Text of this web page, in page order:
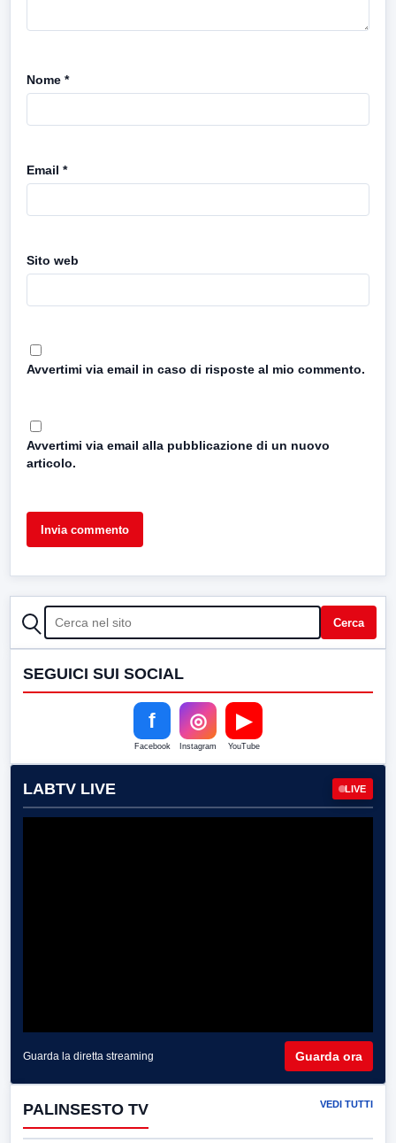
Nome *
Email *
Sito web
Avvertimi via email in caso di risposte al mio commento.
Avvertimi via email alla pubblicazione di un nuovo
articolo.
CERCA Cerca
SEGUICI SUI SOCIAL
f
Facebook
◎
Instagram
▶
YouTube
LABTV LIVE LIVE
Guarda la diretta streaming Guarda ora
PALINSESTO TV VEDI TUTTI